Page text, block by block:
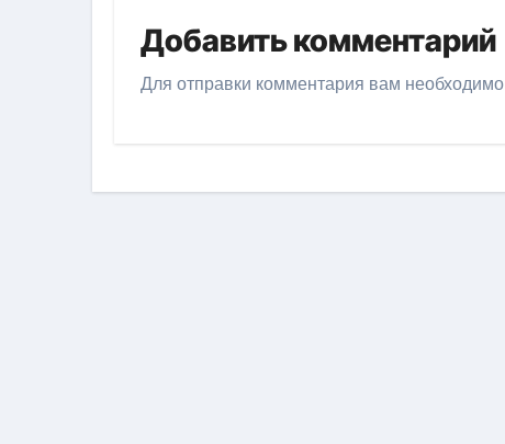
Добавить комментарий
Для отправки комментария вам необходимо